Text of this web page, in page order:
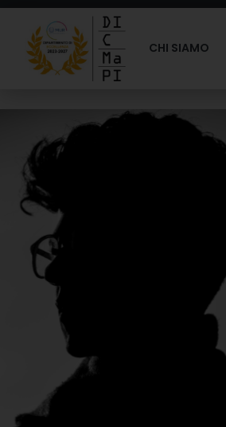
CHI SIAMO